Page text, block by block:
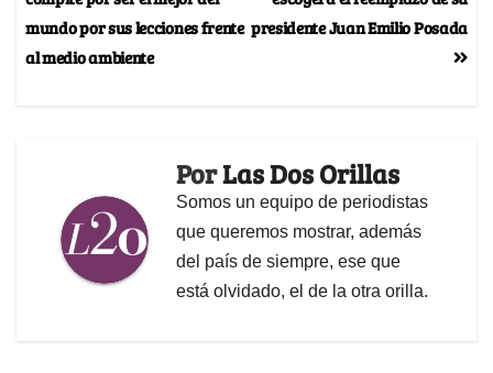
presidente Juan Emilio Posada
mundo por sus lecciones frente
al medio ambiente
PorLas Dos Orillas
Somos un equipo de periodistas
que queremos mostrar, además
del país de siempre, ese que
está olvidado, el de la otra orilla.